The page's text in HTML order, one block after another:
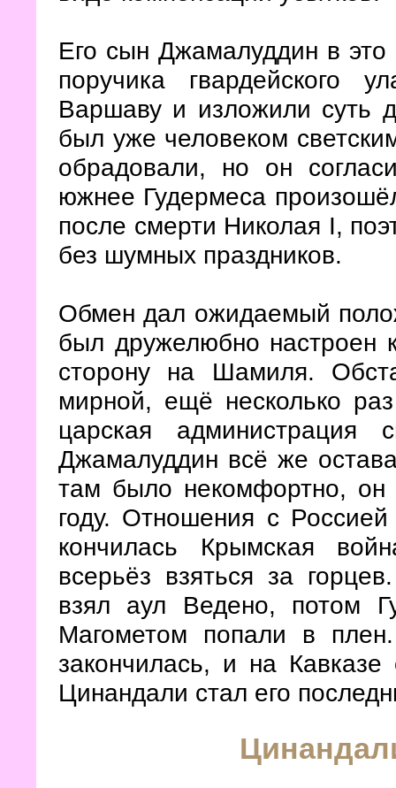
Его сын Джамалуддин в
поручика гвардейского
Варшаву и изложили суть
был уже человеком
обрадовали, но он
южнее Гудермеса
после смерти Николая I,
без шумных праздников.
Обмен дал ожидаемый
был дружелюбно настроен
сторону на Шамиля.
мирной, ещё несколько
царская
Джамалуддин всё же
там было некомфортно, он
году. Отношения с
кончилась Крымская
всерьёз взяться за
взял аул Ведено, потом
Магометом попали в
закончилась, и на
Цинандали стал его